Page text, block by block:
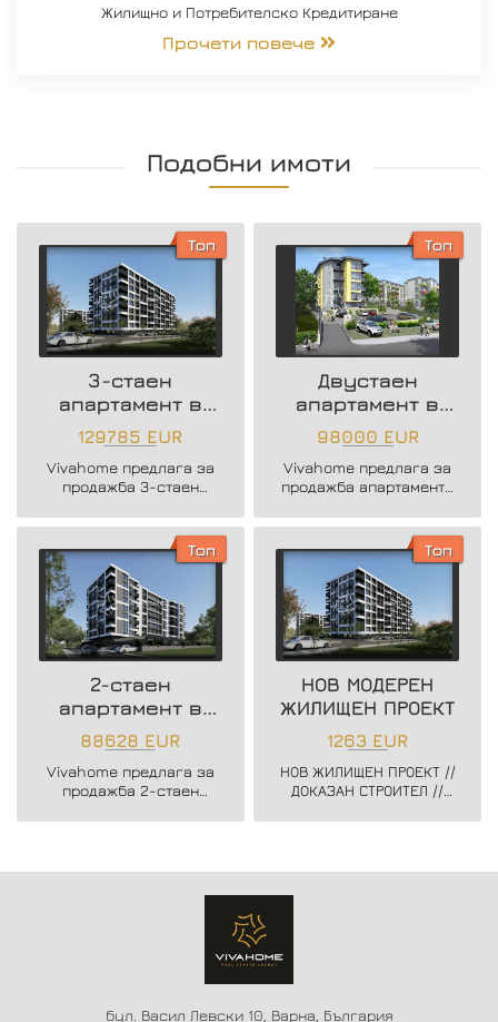
Жилищно и Потребителско Кредитиране
Прочети повече
Подобни имоти
Топ
3-стаен
апартамент в
нова жилищна
сграда
129785 EUR
Vivahome предлага за
продажба 3-стаен
жилищна сграда в жк.
Владислав Варненчик.
Топ
Двустаен
апартамент в
района на
Възраждане 3
98000 EUR
Vivahome предлага за
продажба апартаменти
бутикова сграда в кв.
Възраждане 3.
Топ
2-стаен
апартамент в
нова жилищна
сграда
88628 EUR
Vivahome предлага за
продажба 2-стаен
жилищна сграда в жк.
Топ
НОВ МОДЕРЕН
ЖИЛИЩЕН ПРОЕКТ
1263 EUR
НОВ ЖИЛИЩЕН ПРОЕКТ //
ДОКАЗАН СТРОИТЕЛ //
СТРОИТЕЛСТВО //
бул. Васил Левски 10, Варна, България